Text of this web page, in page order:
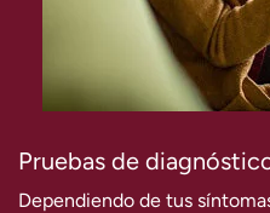
Pruebas de
Dependiendo de tus